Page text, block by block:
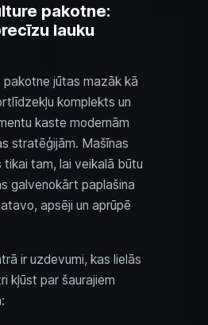
pakotne:
lauku
pakotne jūtas mazāk kā
komplekts un
kaste modernām
stratēģijām. Mašīnas
tam, lai veikalā būtu
galvenokārt paplašina
apsēji un aprūpē
ir uzdevumi, kas lielās
kļūst par šaurajiem